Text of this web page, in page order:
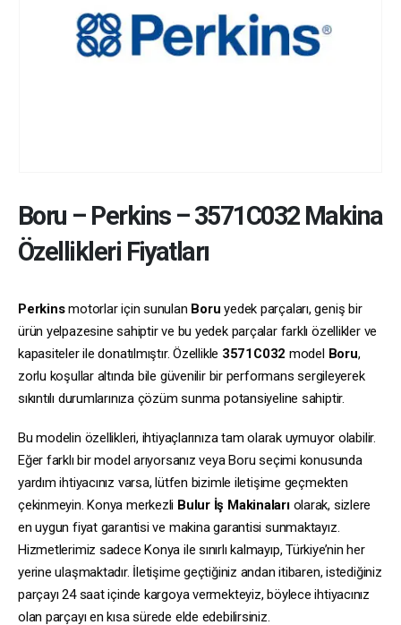
Boru – Perkins–3571C032Makina
Özellikleri Fiyatları
Perkinsmotorlar için sunulan Boru yedek parçaları, geniş bir
ürün yelpazesine sahiptir ve bu yedek parçalar farklı özellikler ve
kapasiteler ile donatılmıştır. Özellikle 3571C032 model Boru,
zorlu koşullar altında bile güvenilir bir performans sergileyerek
sıkıntılı durumlarınıza çözüm sunma potansiyeline sahiptir.
Bu modelin özellikleri, ihtiyaçlarınıza tam olarak uymuyor olabilir.
Eğer farklı bir model arıyorsanız veya Boru seçimi konusunda
yardım ihtiyacınız varsa, lütfen bizimle iletişime geçmekten
çekinmeyin. Konya merkezli Bulur İş Makinalarıolarak, sizlere
en uygun fiyat garantisi ve makina garantisi sunmaktayız.
Hizmetlerimiz sadece Konya ile sınırlı kalmayıp, Türkiye’nin her
yerine ulaşmaktadır. İletişime geçtiğiniz andan itibaren, istediğiniz
parçayı 24 saat içinde kargoya vermekteyiz, böylece ihtiyacınız
olan parçayı en kısa sürede elde edebilirsiniz.